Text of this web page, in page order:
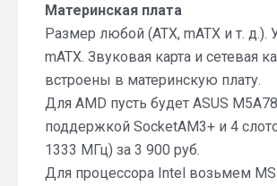
Материнская плата
Размер любой (ATX, mATX и т. д.).
mATX. Звуковая карта и сетевая
встроены в материнскую плату.
Для AMD пусть будет ASUS
поддержкой SocketAM3+ и 4
1333 МГц) за 3 900 руб.
Для процессора Intel возьмем